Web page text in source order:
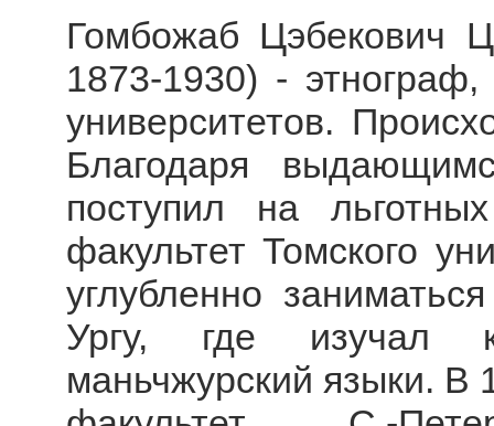
Гомбожаб Цэбекович
1873-1930) -
университетов.
Благодаря
поступил на
факультет Томского
углубленно
Ургу, где изучал
маньчжурский языки. В